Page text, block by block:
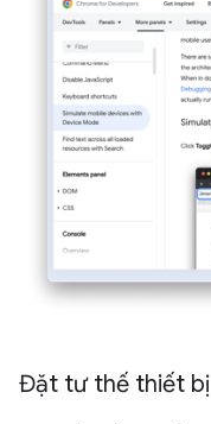
Đặt tư thế thiết bị